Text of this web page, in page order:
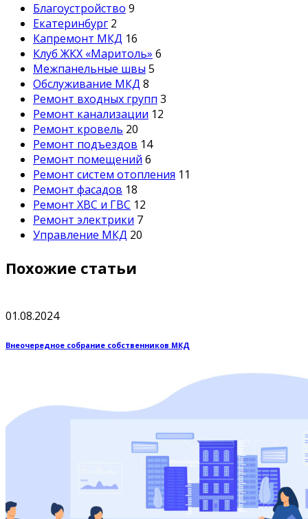
Благоустройство 9
Екатеринбург 2
Капремонт МКД 16
Клуб ЖКХ «Маритоль» 6
Межпанельные швы 5
Обслуживание МКД 8
Ремонт входных групп 3
Ремонт канализации 12
Ремонт кровель 20
Ремонт подъездов 14
Ремонт помещений 6
Ремонт систем отопления 11
Ремонт фасадов 18
Ремонт ХВС и ГВС 12
Ремонт электрики 7
Управление МКД 20
Похожие статьи
01.08.2024
Внеочередное собрание собственников МКД